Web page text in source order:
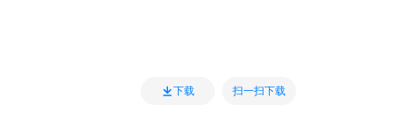
下载 扫一扫下载